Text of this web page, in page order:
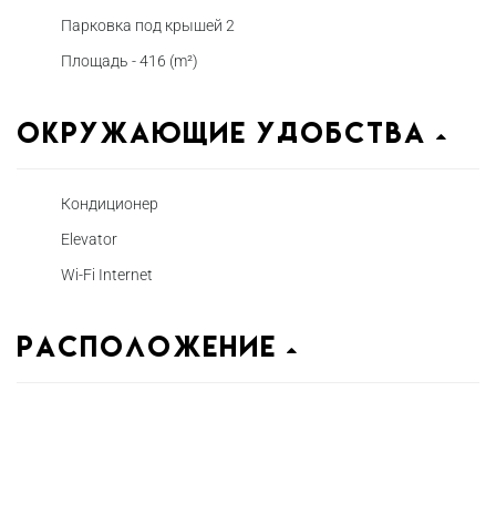
Парковка под крышей 2
Площадь - 416 (m²)
Окружающие удобства
Кондиционер
Elevator
Wi-Fi Internet
Расположение